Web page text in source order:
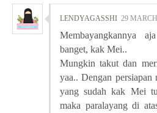
LENDYAGASSHI 29
Membayangkannya
banget, kak Mei..
Mungkin takut dan
yaa.. Dengan persiapan
yang sudah kak Mei
maka paralayang di